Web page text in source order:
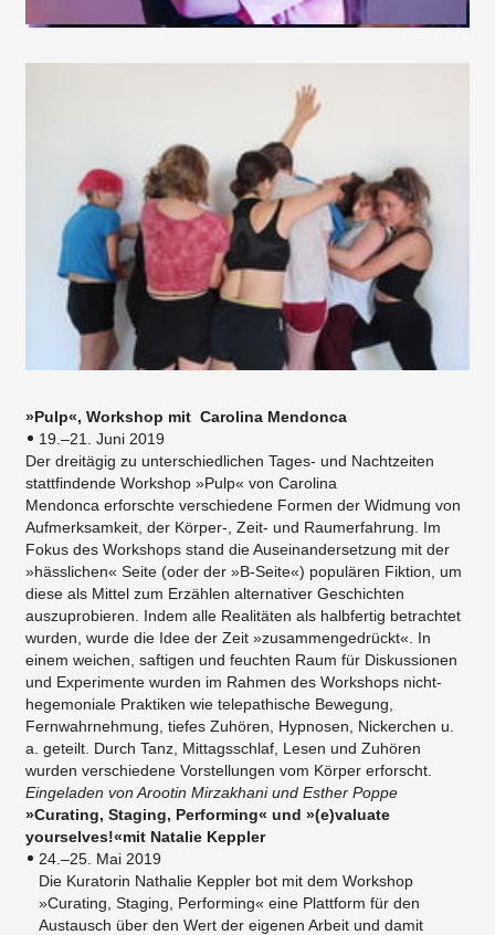
»Pulp«, Workshop mit Carolina Mendonca
19.–21. Juni 2019
Der dreitägig zu unterschiedlichen Tages- und Nachtzeiten
stattfindende Workshop »Pulp« von Carolina
Mendonca erforschte verschiedene Formen der Widmung von
Aufmerksamkeit, der Körper-, Zeit- und Raumerfahrung. Im
Fokus des Workshops stand die Auseinandersetzung mit der
»hässlichen« Seite (oder der »B-Seite«) populären Fiktion, um
diese als Mittel zum Erzählen alternativer Geschichten
auszuprobieren. Indem alle Realitäten als halbfertig betrachtet
wurden, wurde die Idee der Zeit »zusammengedrückt«. In
einem weichen, saftigen und feuchten Raum für Diskussionen
und Experimente wurden im Rahmen des Workshops nicht-
hegemoniale Praktiken wie telepathische Bewegung,
Fernwahrnehmung, tiefes Zuhören, Hypnosen, Nickerchen u.
a. geteilt. Durch Tanz, Mittagsschlaf, Lesen und Zuhören
wurden verschiedene Vorstellungen vom Körper erforscht.
Eingeladen von Arootin Mirzakhani und Esther Poppe
»Curating, Staging, Performing« und »(e)valuate
yourselves!«mit Natalie Keppler
24.–25. Mai 2019
Die Kuratorin Nathalie Keppler bot mit dem Workshop
»Curating, Staging, Performing« eine Plattform für den
Austausch über den Wert der eigenen Arbeit und damit